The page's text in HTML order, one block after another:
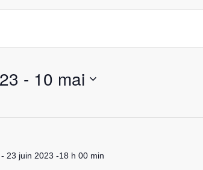
- 10 mai
- 23 juin 2023 -18 h 00 min